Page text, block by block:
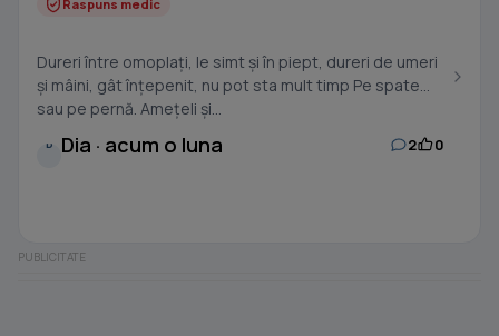
Raspuns medic
Dureri între omoplați, le simt și în piept, dureri de umeri
și mâini, gât înțepenit, nu pot sta mult timp Pe spate
sau pe pernă. Amețeli și...
D Dia · acum o luna 2 0